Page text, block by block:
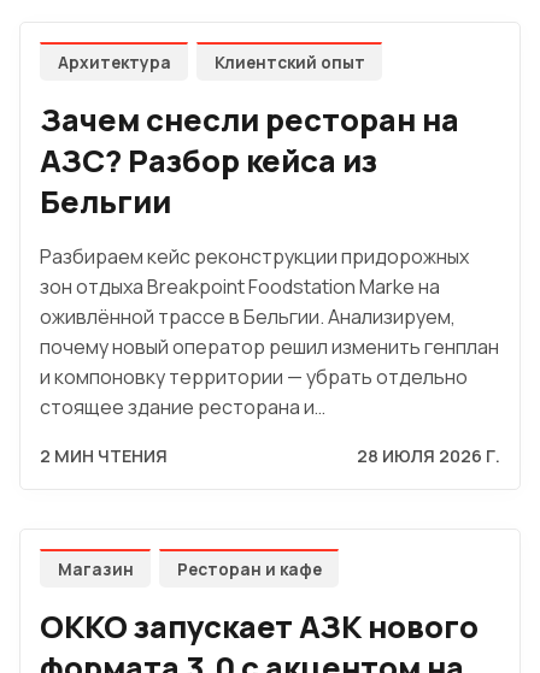
Архитектура Клиентский опыт
Зачем снесли ресторан на
АЗС? Разбор кейса из
Бельгии
Разбираем кейс реконструкции придорожных
зон отдыха Breakpoint Foodstation Marke на
оживлённой трассе в Бельгии. Анализируем,
почему новый оператор решил изменить генплан
и компоновку территории — убрать отдельно
стоящее здание ресторана и…
2 МИН ЧТЕНИЯ 28 ИЮЛЯ 2026 Г.
Магазин Ресторан и кафе
OKKO запускает АЗК нового